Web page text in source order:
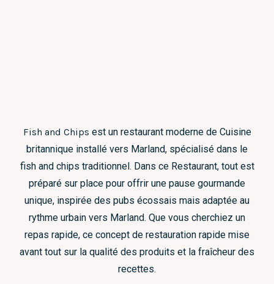
Fish and Chips est un restaurant moderne de Cuisine
britannique installé vers Marland, spécialisé dans le
fish and chips traditionnel. Dans ce Restaurant, tout est
préparé sur place pour offrir une pause gourmande
unique, inspirée des pubs écossais mais adaptée au
rythme urbain vers Marland. Que vous cherchiez un
repas rapide, ce concept de restauration rapide mise
avant tout sur la qualité des produits et la fraîcheur des
recettes.